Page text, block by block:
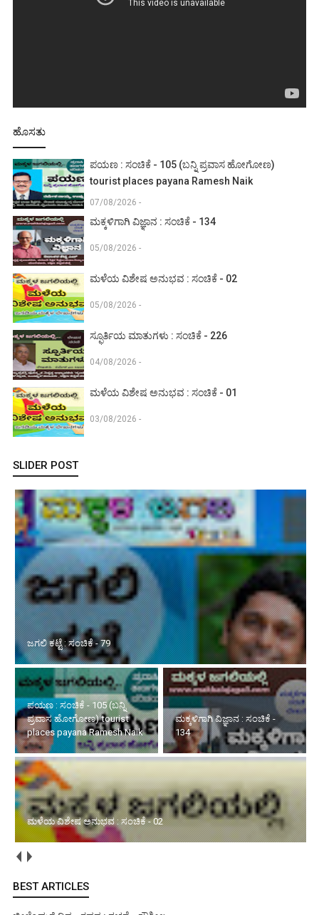
ಹೊಸತು
ಪಯಣ : ಸಂಚಿಕೆ - 105 (ಬನ್ನಿ ಪ್ರವಾಸ ಹೋಗೋಣ)
tourist places payana Ramesh Naik
07/08/2026 -
ಮಕ್ಕಳಿಗಾಗಿ ವಿಜ್ಞಾನ : ಸಂಚಿಕೆ - 134
05/08/2026 -
ಮಳೆಯ ವಿಶೇಷ ಅನುಭವ : ಸಂಚಿಕೆ - 02
05/08/2026 -
ಸ್ಫೂರ್ತಿಯ ಮಾತುಗಳು : ಸಂಚಿಕೆ - 226
04/08/2026 -
ಮಳೆಯ ವಿಶೇಷ ಅನುಭವ : ಸಂಚಿಕೆ - 01
03/08/2026 -
SLIDER POST
ಪಯಣ : ಸಂಚಿಕೆ - 105 (ಬನ್ನಿ ಪ್ರವಾಸ ಹೋಗೋಣ) tourist places payana
Ramesh Naik
ಮಕ್ಕಳಿಗಾಗಿ ವಿಜ್ಞಾನ : ಸಂಚಿಕೆ -
134
ಮಳೆಯ ವಿಶೇಷ ಅನುಭವ :
ಸಂಚಿಕೆ - 02
ಸ್ಫೂರ್ತಿಯ ಮಾತುಗಳು : ಸಂಚಿಕೆ - 226
BEST ARTICLES